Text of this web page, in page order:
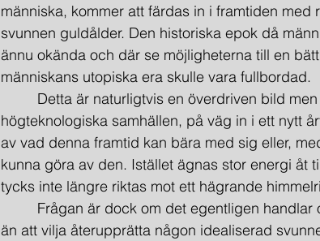
människa, kommer att färdas in i framtiden
svunnen guldålder. Den historiska epok då
ännu okända och där se möjlighet­erna till en
människans utopiska era skulle vara fullbordad.
Detta är naturligtvis en överdriven bild men
högteknologiska samhällen, på väg in i ett nytt
av vad denna framtid kan bära med sig eller,
kunna göra av den. Istället ägnas stor energi åt
tycks inte längre riktas mot ett hägrande
Frågan är dock om det egentligen handlar
än att vilja återupprätta någon idealiserad